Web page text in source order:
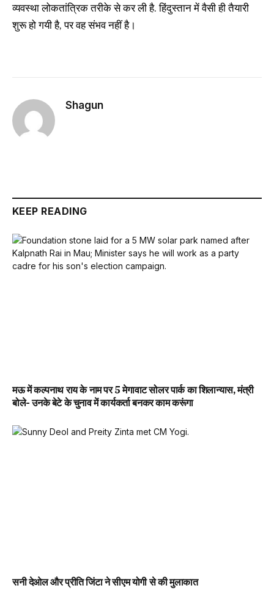
व्यवस्था लोकतांत्रिक तरीके से कर ली है. हिंदुस्तान में वैसी ही तैयारी
शुरू हो गयी है, पर वह संभव नहीं है।
Shagun
KEEP READING
मऊ में कल्पनाथ राय के नाम पर 5 मेगावाट सोलर पार्क का शिलान्यास, मंत्री
बोले- उनके बेटे के चुनाव में कार्यकर्ता बनकर काम करूंगा
सनी देओल और प्रीति जिंटा ने सीएम योगी से की मुलाकात